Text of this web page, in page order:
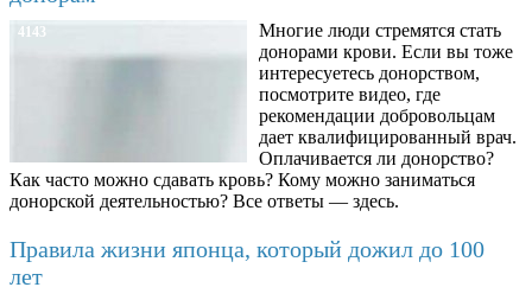
4143
Многие люди стремятся стать
донорами крови. Если вы тоже
интересуетесь донорством,
посмотрите видео, где
рекомендации добровольцам
дает квалифицированный врач.
Оплачивается ли донорство?
Как часто можно сдавать кровь? Кому можно заниматься
донорской деятельностью? Все ответы — здесь.
Правила жизни японца, который дожил до 100
лет